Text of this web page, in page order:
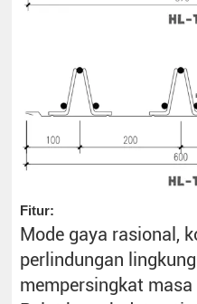
Fitur:
Mode gaya rasional,
perlindungan
mempersingkat